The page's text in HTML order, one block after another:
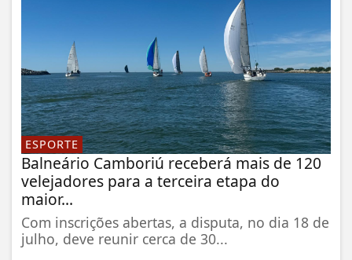
ESPORTE
Balneário Camboriú receberá mais de 120
velejadores para a terceira etapa do
maior...
Com inscrições abertas, a disputa, no dia 18 de
julho, deve reunir cerca de 30...